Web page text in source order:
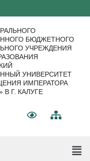
БЮДЖЕТНОГО
УЧРЕЖДЕНИЯ
УНИВЕРСИТЕТ
ИМПЕРАТОРА
В Г. КАЛУГЕ